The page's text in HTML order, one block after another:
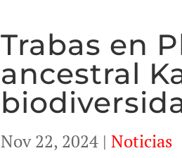
Trabas en
ancestral
Nov 22, 2024 |Noticias